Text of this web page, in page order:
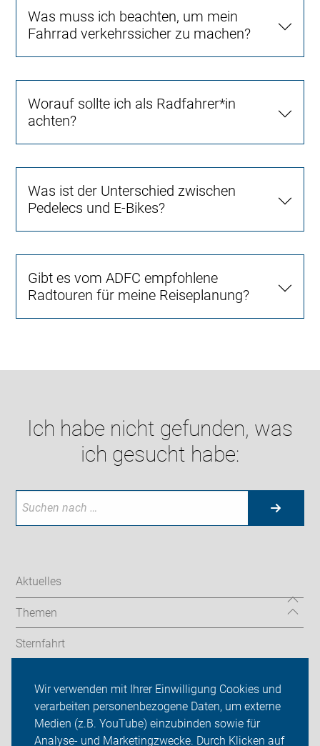
Wir verwenden mit Ihrer Einwilligung Cookies und
verarbeiten personenbezogene Daten, um externe
Medien (z.B. YouTube) einzubinden sowie für
Analyse- und Marketingzwecke. Durch Klicken auf
Was muss ich beachten, um mein
Fahrrad verkehrssicher zu machen?
Worauf sollte ich als Radfahrer*in
achten?
Was ist der Unterschied zwischen
Pedelecs und E-Bikes?
Gibt es vom ADFC empfohlene
Radtouren für meine Reiseplanung?
Ich habe nicht gefunden, was
ich gesucht habe:
Aktuelles
Themen
Sternfahrt
ADFC Berlin
Sei dabei